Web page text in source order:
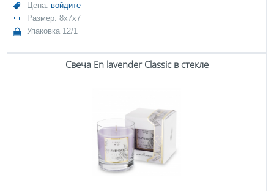
Цена: войдите
Размер: 8x7x7
Упаковка 12/1
Свеча En lavender Classic в стекле